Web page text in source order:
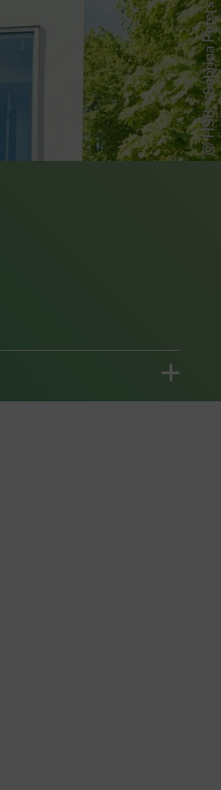
© HSB - Sabrina Peters